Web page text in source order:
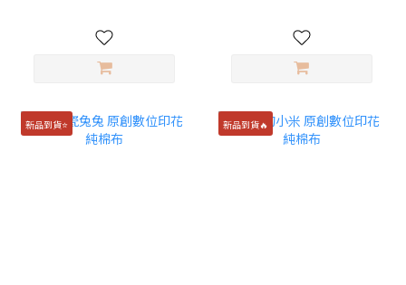
新品到貨⭐️ 新品到貨🔥